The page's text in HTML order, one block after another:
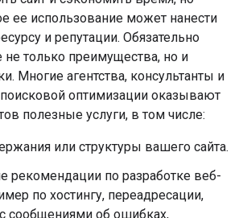
ее использование может нанести
и репутации. Обязательно
не только преимущества, но и
Многие агентства, консультанты и
оптимизации оказывают
полезные услуги, в том числе:
или структуры вашего сайта.
рекомендации по разработке веб-
по хостингу, переадресации,
сообщениями об ошибках,